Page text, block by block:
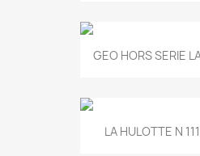
GEO HORS SERIE
LA HULOTTE N